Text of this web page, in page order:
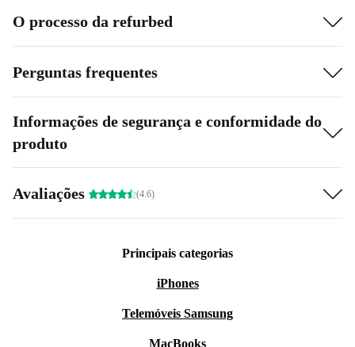
O processo da refurbed
Perguntas frequentes
Informações de segurança e conformidade do
produto
Avaliações (4.6)
Principais categorias
iPhones
Telemóveis Samsung
MacBooks